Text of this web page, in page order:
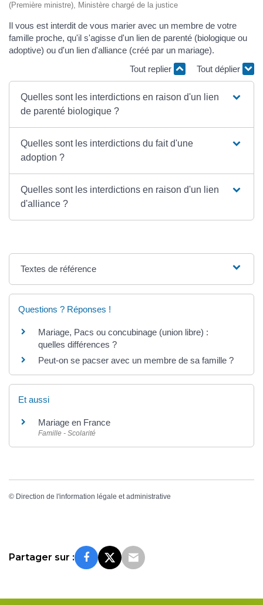
(Première ministre), Ministère chargé de la justice
Il vous est interdit de vous marier avec un membre de votre
famille proche, qu'il s'agisse d'un lien de parenté (biologique ou
adoptive) ou d'un lien d'alliance (créé par un mariage).
Tout replier
Tout déplier
Quelles sont les interdictions en raison d'un lien
de parenté biologique ?
Quelles sont les interdictions du fait d'une
adoption ?
Quelles sont les interdictions en raison d'un lien
d'alliance ?
Textes de référence
Questions ? Réponses !
Mariage, Pacs ou concubinage (union libre) :
quelles différences ?
Peut-on se pacser avec un membre de sa famille ?
Et aussi
Mariage en France
Famille - Scolarité
© Direction de l'information légale et administrative
Partager sur :